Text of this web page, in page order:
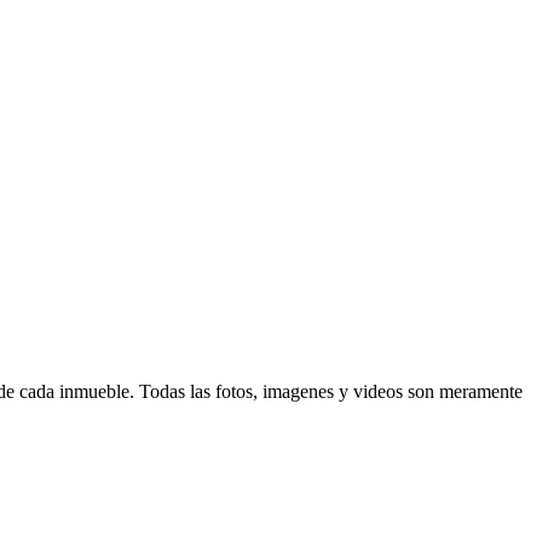
cada inmueble. Todas las fotos, imagenes y videos son meramente